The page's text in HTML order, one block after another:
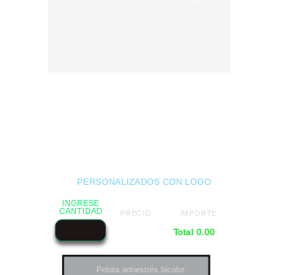
PERSONALIZADOS CON LOGO
INGRESE
CANTIDAD
Total 0.00
IMPORTE
PRECIO
Pelota antiestrés bicolor.